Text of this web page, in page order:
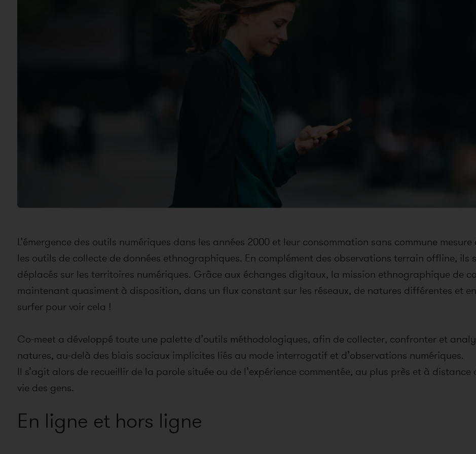
L’émergence des outils numériques dans les années 2000 et leur consommation sans commune
les outils de collecte de données ethnographiques. En complément des observations terrain offline, ils
déplacés sur les territoires numériques. Grâce aux échanges digitaux, la mission ethnographique de
maintenant quasiment à disposition, dans un flux constant sur les réseaux, de natures différentes et
surfer pour voir cela !
Co-meet a développé toute une palette d’outils méthodologiques, afin de collecter, confronter et
natures, au-delà des biais sociaux implicites liés au mode interrogatif et d’observations numériques.
Il s’agit alors de recueillir de la parole située ou de l’expérience commentée, au plus près et à
vie des gens.
En ligne et hors ligne